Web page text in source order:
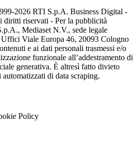
2026 RTI S.p.A. Business Digital -
diritti riservati - Per la pubblicità
Mediaset N.V., sede legale
Uffici Viale Europa 46, 20093 Cologno
e ai dati personali trasmessi e/o
funzionale all’addestramento di
generativa. È altresì fatto divieto
di data scraping.
Policy